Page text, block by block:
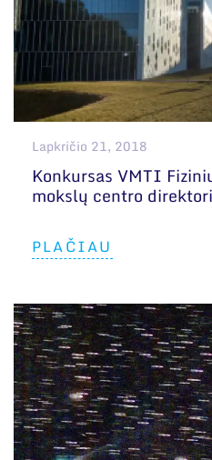
Lapkričio 21, 2018
Konkursas VMTI
mokslų centro
PLAČIAU